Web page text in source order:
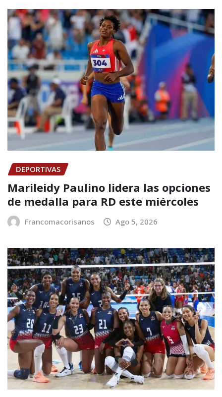
DEPORTIVAS
Marileidy Paulino lidera las opciones
de medalla para RD este miércoles
Francomacorisanos Ago 5, 2026